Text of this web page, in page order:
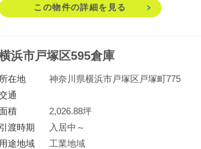
この物件の詳細を見る
浜市戸塚区595倉庫
所在地
神奈川県横浜市戸塚区戸塚町775
通
積
2,026.88坪
引渡時期
入居中～
用途地域
工業地域